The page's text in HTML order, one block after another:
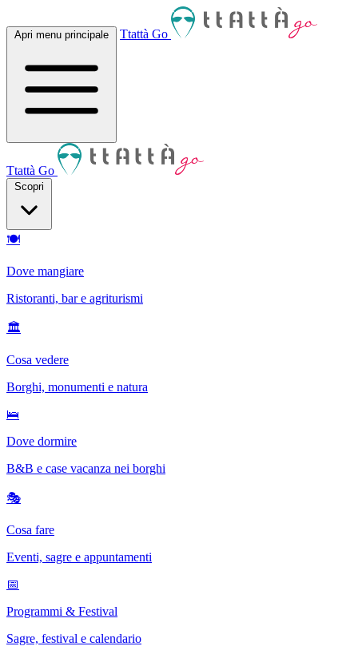
Apri menu principale Ttattà Go
Ttattà Go
Scopri
🍽
Dove mangiare
Ristoranti, bar e agriturismi
🏛
Cosa vedere
Borghi, monumenti e natura
🛌
Dove dormire
B&B e case vacanza nei borghi
🎭
Cosa fare
Eventi, sagre e appuntamenti
📅
Programmi & Festival
Sagre, festival e calendario